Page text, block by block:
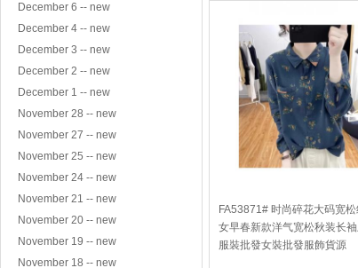
December 6 -- new
December 4 -- new
December 3 -- new
December 2 -- new
December 1 -- new
November 28 -- new
November 27 -- new
November 25 -- new
November 24 -- new
November 21 -- new
November 20 -- new
November 19 -- new
November 18 -- new
FA53871# 时尚碎花大码宽
女早春新款洋气宽松秋装长
服裝批發女裝批發服飾貨源